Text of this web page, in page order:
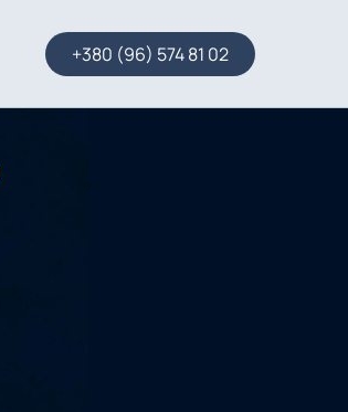
+380 (96) 574 81 02